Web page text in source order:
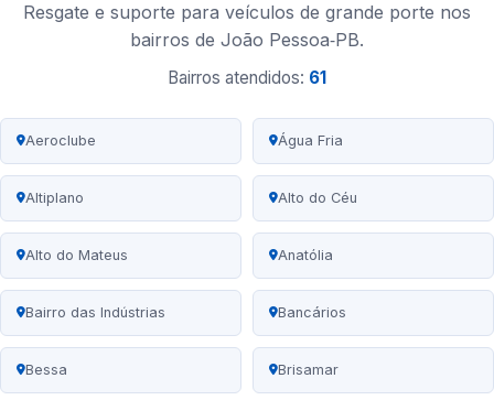
Resgate e suporte para veículos de grande porte nos
bairros de João Pessoa‑PB.
Bairros atendidos: 61
Aeroclube Água Fria
Altiplano Alto do Céu
Alto do Mateus Anatólia
Bairro das Indústrias Bancários
Bessa Brisamar